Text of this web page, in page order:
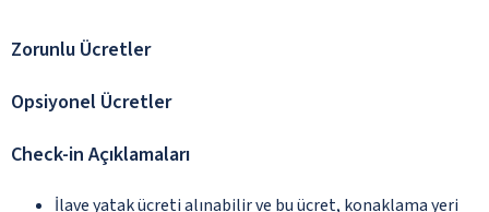
Zorunlu Ücretler
Opsiyonel Ücretler
Check-in Açıklamaları
İlave yatak ücreti alınabilir ve bu ücret, konaklama yeri